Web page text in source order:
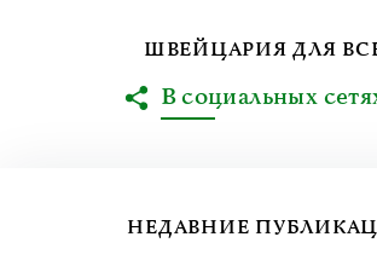
НЕДАВНИЕ
ШВЕЙЦАРИЯ ДЛЯ
В социальных